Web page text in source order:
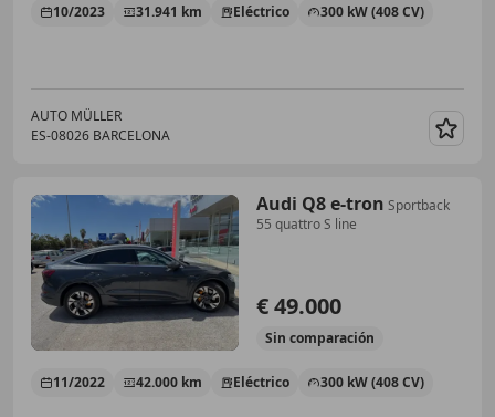
10/2023 31.941 km Eléctrico 300 kW (408 CV)
AUTO MÜLLER
ES-08026 BARCELONA
Audi Q8 e-tron Sportback
55 quattro S line
€ 49.000
Sin comparación
11/2022 42.000 km Eléctrico 300 kW (408 CV)